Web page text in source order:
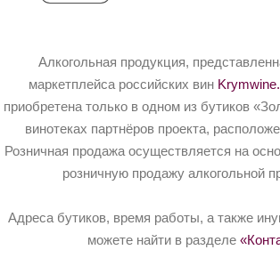
Алкогольная продукция,
маркетплейса российских вин
приобретена только в одном из бутиков
винотеках партнёров проекта,
Розничная продажа осуществляется на
розничную продажу алкогольной
Адреса бутиков, время работы, а также
можете найти в разделе